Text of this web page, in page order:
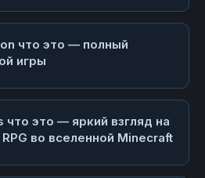
что это — полный
игры
что это — яркий взгляд на
во вселенной Minecraft